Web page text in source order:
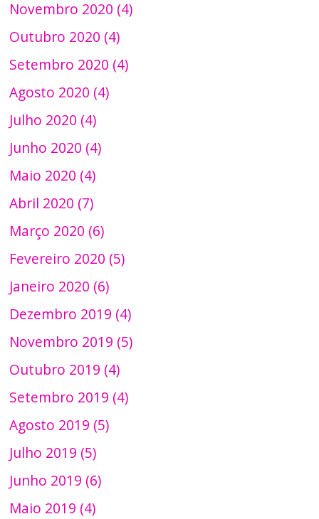
Novembro 2020 (4)
Outubro 2020 (4)
Setembro 2020 (4)
Agosto 2020 (4)
Julho 2020 (4)
Junho 2020 (4)
Maio 2020 (4)
Abril 2020 (7)
Março 2020 (6)
Fevereiro 2020 (5)
Janeiro 2020 (6)
Dezembro 2019 (4)
Novembro 2019 (5)
Outubro 2019 (4)
Setembro 2019 (4)
Agosto 2019 (5)
Julho 2019 (5)
Junho 2019 (6)
Maio 2019 (4)